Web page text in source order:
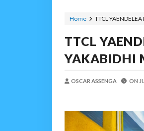
BRELA
Alex Sonna
Home TTCL
TTCL
YAKABIDHI
OSCAR ASSENGA ON